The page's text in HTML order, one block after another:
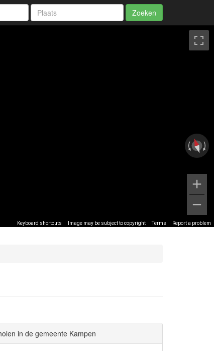
Zoeken
Keyboard shortcuts Image may be subject to copyright Terms Report a problem
in de gemeente Kampen